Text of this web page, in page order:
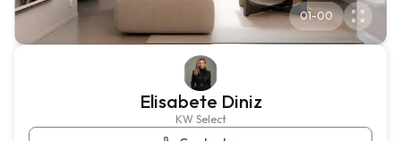
01-00
Elisabete Diniz
KW Select